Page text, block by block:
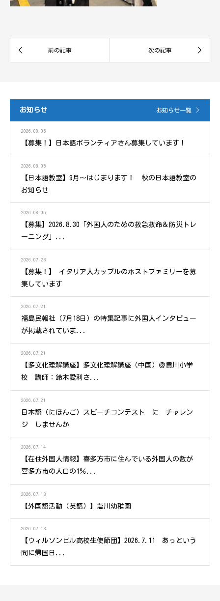
お知らせ お知らせ一覧
2026.08.05
【募集！】日本語ボランティアさん募集しています！
2026.08.05
【日本語教室】9月～はじまります！ 秋の日本語教室の
お知らせ
2026.08.05
【募集】2026.8.30「外国人のための救急救命＆防災トレ
ーニング」...
2026.07.23
【募集！】 イタリア人カップルのホストファミリーを募
集しています
2026.07.21
福島民報社（7月18日）の特集記事に外国人インタビュー
が掲載されていま...
2026.07.21
【多文化理解講座】多文化理解講座（中国）＠豊川小学
校 講師：鈴木愛利さ...
2026.07.21
日本語（にほんご）スピーチコンテスト に チャレン
ジ しませんか
2026.07.14
【在住外国人情報】喜多方市に住んでいる外国人の数が
喜多方市の人口の1％...
2026.07.13
【外国語活動（英語）】塩川幼稚園
2026.07.13
【ウィルソンビル高校生使節団】2026.7.11 あっという
間に帰国日...